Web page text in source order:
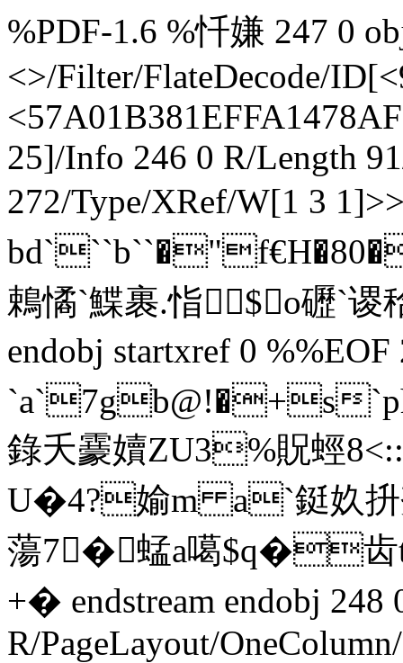
%PDF-1.6 %忏嫌 247 0
<>/Filter/FlateDecode/
25]/Info 246 0 R/Length
272/Type/XRef/W[1 3
鵣憰`鰈裹.恉$o礰`谡
endobj startxref 0
`a`7gb@!�+s
錄夭靀嬻ZU3%貺蛵
U�4?媮m a`鋌奺抍
蕩  7�蜢a噶$q�
+� endstream endobj 248
R/PageLayout/